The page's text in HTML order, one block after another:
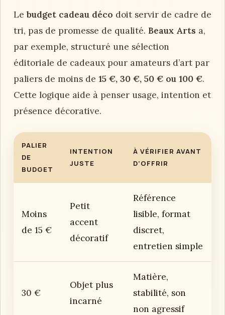
Lebudget cadeau déco doit servir de cadre de
tri, pas de promesse de qualité. Beaux Arts a,
par exemple, structuré une sélection
éditoriale de cadeaux pour amateurs d’art par
paliers de moins de 15 €, 30 €, 50 € ou 100 €.
Cette logique aide à penser usage, intention et
présence décorative.
PALIER
DE
BUDGET
INTENTION
JUSTE
À VÉRIFIER AVANT
D’OFFRIR
Moins
de 15 €
Petit
accent
décoratif
Référence
lisible, format
discret,
entretien simple
30 €
Objet plus
incarné
Matière,
stabilité, son
non agressif